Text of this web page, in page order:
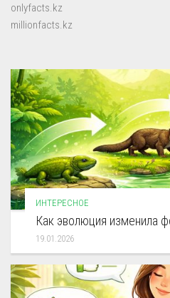
onlyfacts.kz
millionfacts.kz
ИНТЕРЕСНОЕ
Как эволюция изменила
19.01.2026